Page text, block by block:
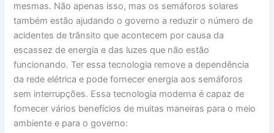
mesmas. Não apenas isso, mas os semáforos solares
também estão ajudando o governo a reduzir o número de
acidentes de trânsito que acontecem por causa da
escassez de energia e das luzes que não estão
funcionando. Ter essa tecnologia remove a dependência
da rede elétrica e pode fornecer energia aos semáforos
sem interrupções. Essa tecnologia moderna é capaz de
fornecer vários benefícios de muitas maneiras para o meio
ambiente e para o governo: